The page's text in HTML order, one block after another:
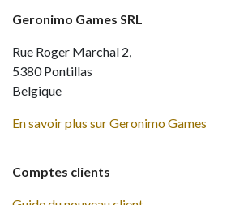
Comptes clients
Geronimo Games SRL
Rue Roger Marchal 2,
5380 Pontillas
Belgique
En savoir plus sur Geronimo Games